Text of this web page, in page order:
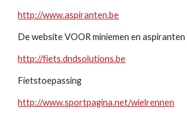
http://www.aspiranten.be
De website VOOR miniemen en aspiranten
http://fiets.dndsolutions.be
Fietstoepassing
http://www.sportpagina.net/wielrennen